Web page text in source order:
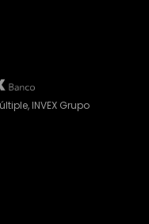
INVEX Grupo